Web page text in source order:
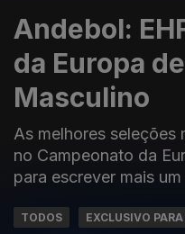
Andebol:
da Europa
Masculino
As melhores seleções
no Campeonato da
para escrever mais
TODOS EXCLUSIVO